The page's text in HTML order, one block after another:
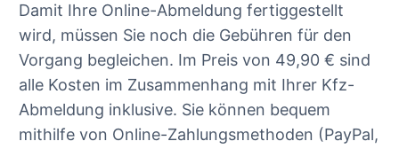
Damit Ihre Online-Abmeldung fertiggestellt
wird, müssen Sie noch die Gebühren für den
Vorgang begleichen. Im Preis von 49,90 € sind
alle Kosten im Zusammenhang mit Ihrer Kfz-
Abmeldung inklusive. Sie können bequem
mithilfe von Online-Zahlungsmethoden (PayPal,